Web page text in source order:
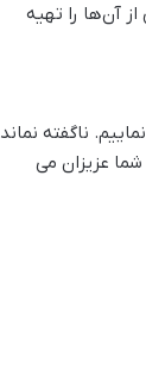
آن‌ها را تهیه
محصولات جلب می نماییم. ناگفته نماند
عزیزان می